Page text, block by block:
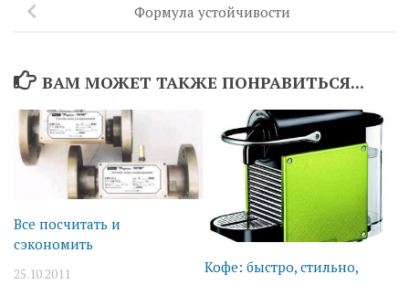
Формула устойчивости
ВАМ МОЖЕТ ТАКЖЕ ПОНРАВИТЬСЯ...
Все посчитать и
сэкономить
25.10.2011
Кофе: быстро, стильно,